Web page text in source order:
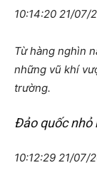
10:14:20 21/07/
Từ hàng nghìn
những vũ khí
trường.
Đảo quốc nhỏ
10:12:29 21/07/